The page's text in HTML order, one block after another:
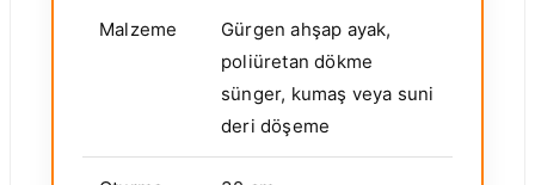
Malzeme
Gürgen ahşap ayak,
poliüretan dökme
sünger, kumaş veya suni
deri döşeme